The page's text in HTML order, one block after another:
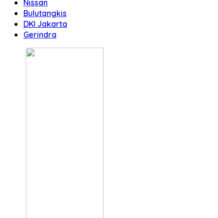
Nissan
Bulutangkis
DKI Jakarta
Gerindra